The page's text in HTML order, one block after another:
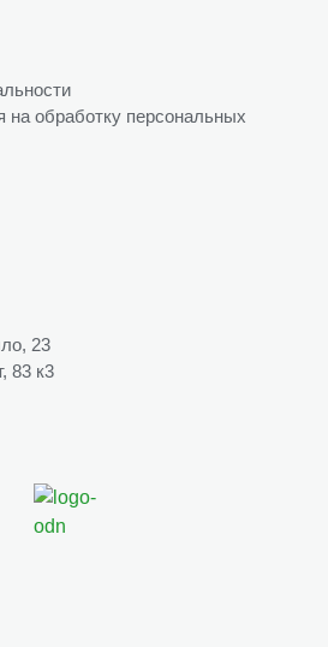
на обработку персональных
23
83 к3